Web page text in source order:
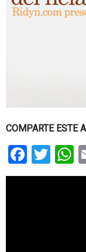
COMPARTE ESTE